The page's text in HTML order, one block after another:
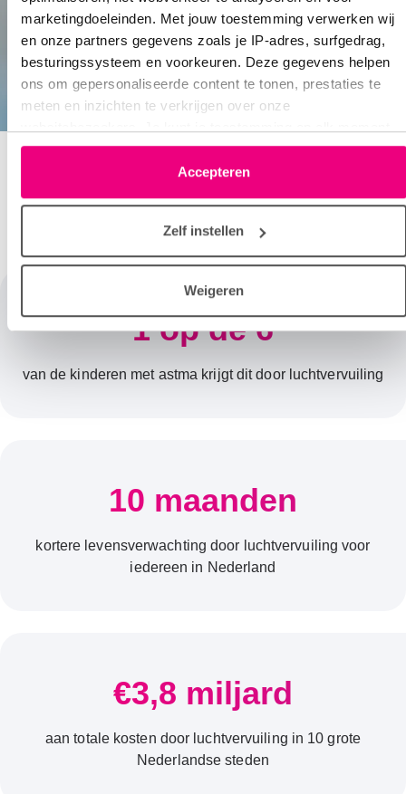
marketingdoeleinden. Met jouw toestemming verwerken wij
en onze partners gegevens zoals je IP-adres, surfgedrag,
besturingssysteem en voorkeuren. Deze gegevens helpen
ons om gepersonaliseerde content te tonen, prestaties te
meten en inzichten te verkrijgen over onze
wijzigen of intrekken via het cookie-icoontje linksonder elke
pagina. De lijst met partners is te vinden in het tabblad
“details”.
Accepteren
Zelf instellen
Weigeren
Verstikkende cijfers
1 op de 6
van de kinderen met astma krijgt dit door luchtvervuiling
10 maanden
kortere levensverwachting door luchtvervuiling voor
iedereen in Nederland
€3,8 miljard
aan totale kosten door luchtvervuiling in 10 grote
Nederlandse steden